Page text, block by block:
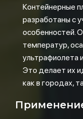
Контейнерные
разработаны с
особенностей.
температур,
ультрафиолета
Это делает их
как в городах,